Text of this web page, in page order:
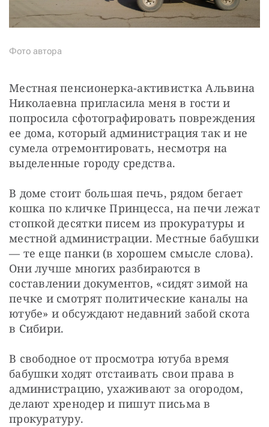
Фото автора
Местная пенсионерка-активистка Альвина
Николаевна пригласила меня в гости и
попросила сфотографировать повреждения
ее дома, который администрация так и не
сумела отремонтировать, несмотря на
выделенные городу средства.
В доме стоит большая печь, рядом бегает
кошка по кличке Принцесса, на печи лежат
стопкой десятки писем из прокуратуры и
местной администрации. Местные бабушки
— те еще панки (в хорошем смысле слова).
Они лучше многих разбираются в
составлении документов, «сидят зимой на
печке и смотрят политические каналы на
ютубе» и обсуждают недавний забой скота
в Сибири.
В свободное от просмотра ютуба время
бабушки ходят отстаивать свои права в
администрацию, ухаживают за огородом,
делают хренодер и пишут письма в
прокуратуру.